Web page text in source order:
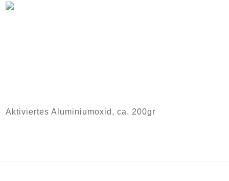
Aktiviertes Aluminiumoxid, ca. 200gr